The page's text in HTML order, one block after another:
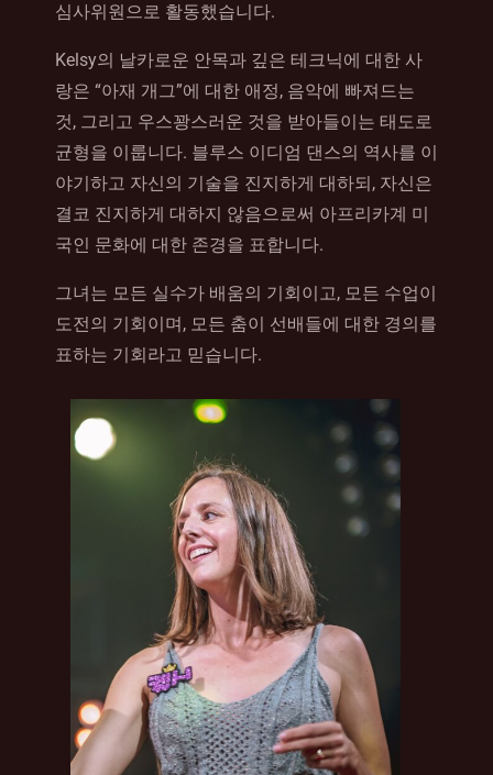
심사위원으로 활동했습니다.
Kelsy의 날카로운 안목과 깊은 테크닉에 대한 사
랑은 “아재 개그”에 대한 애정, 음악에 빠져드는
것, 그리고 우스꽝스러운 것을 받아들이는 태도로
균형을 이룹니다. 블루스 이디엄 댄스의 역사를 이
야기하고 자신의 기술을 진지하게 대하되, 자신은
결코 진지하게 대하지 않음으로써 아프리카계 미
국인 문화에 대한 존경을 표합니다.
그녀는 모든 실수가 배움의 기회이고, 모든 수업이
도전의 기회이며, 모든 춤이 선배들에 대한 경의를
표하는 기회라고 믿습니다.